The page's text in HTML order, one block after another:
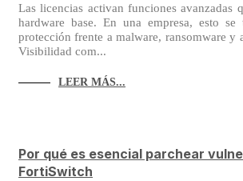
Las licencias activan funciones avanzadas
hardware base. En una empresa, esto
protección frente a malware, ransomware y
Visibilidad com...
LEER MÁS...
Por qué es esencial parchear
FortiSwitch